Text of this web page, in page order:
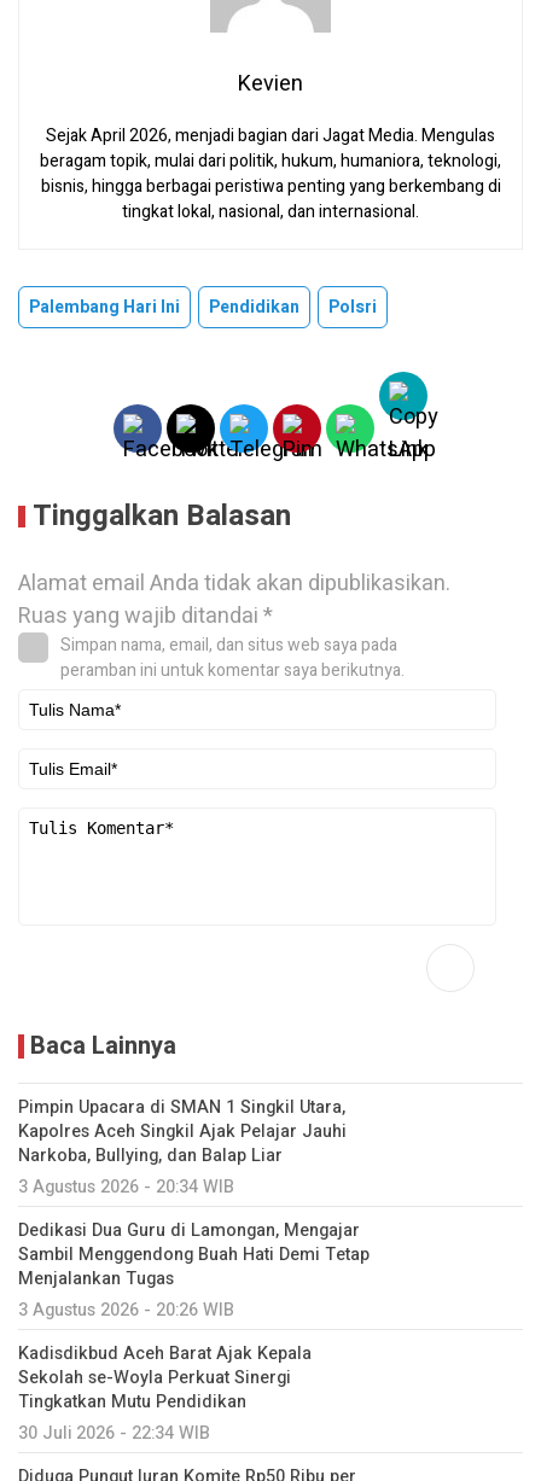
Kevien
Sejak April 2026, menjadi bagian dari Jagat Media. Mengulas
beragam topik, mulai dari politik, hukum, humaniora, teknologi,
bisnis, hingga berbagai peristiwa penting yang berkembang di
tingkat lokal, nasional, dan internasional.
Palembang Hari Ini Pendidikan Polsri
Tinggalkan Balasan
Alamat email Anda tidak akan dipublikasikan.
Ruas yang wajib ditandai*
Simpan nama, email, dan situs web saya pada
peramban ini untuk komentar saya berikutnya.
Baca Lainnya
Pimpin Upacara di SMAN 1 Singkil Utara,
Kapolres Aceh Singkil Ajak Pelajar Jauhi
Narkoba, Bullying, dan Balap Liar
3 Agustus 2026 - 20:34 WIB
Dedikasi Dua Guru di Lamongan, Mengajar
Sambil Menggendong Buah Hati Demi Tetap
Menjalankan Tugas
3 Agustus 2026 - 20:26 WIB
Kadisdikbud Aceh Barat Ajak Kepala
Sekolah se-Woyla Perkuat Sinergi
Tingkatkan Mutu Pendidikan
30 Juli 2026 - 22:34 WIB